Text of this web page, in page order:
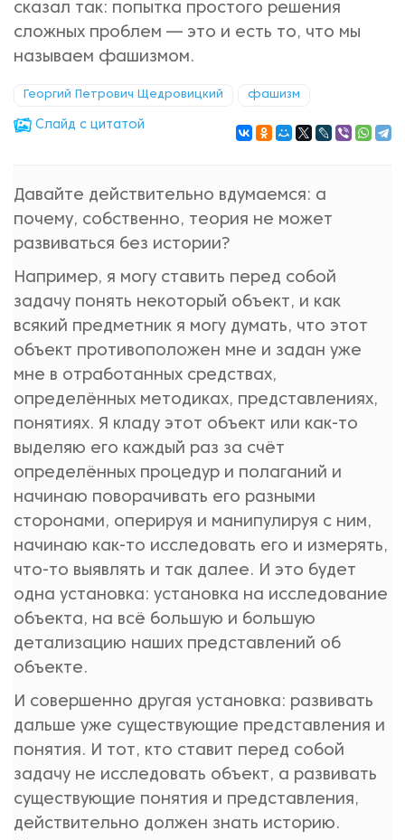
сказал так: попытка простого решения
сложных проблем — это и есть то, что мы
называем фашизмом.
Георгий Петрович Щедровицкий фашизм
Cлайд с цитатой
Давайте действительно вдумаемся: а
почему, собственно, теория не может
развиваться без истории?
Например, я могу ставить перед собой
задачу понять некоторый объект, и как
всякий предметник я могу думать, что этот
объект противоположен мне и задан уже
мне в отработанных средствах,
определённых методиках, представлениях,
понятиях. Я кладу этот объект или как-то
выделяю его каждый раз за счёт
определённых процедур и полаганий и
начинаю поворачивать его разными
сторонами, оперируя и манипулируя с ним,
начинаю как-то исследовать его и измерять,
что-то выявлять и так далее. И это будет
одна установка: установка на исследование
объекта, на всё большую и большую
детализацию наших представлений об
объекте.
И совершенно другая установка: развивать
дальше уже существующие представления и
понятия. И тот, кто ставит перед собой
задачу не исследовать объект, а развивать
существующие понятия и представления,
действительно должен знать историю.